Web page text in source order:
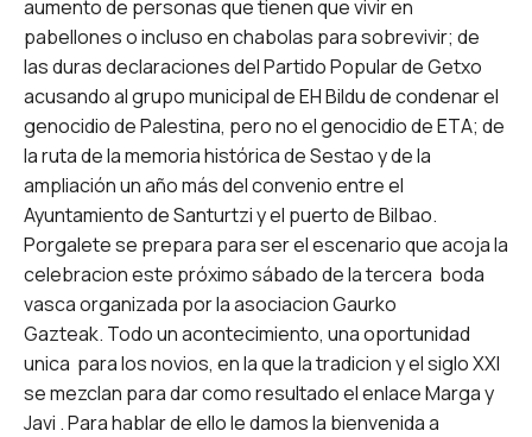
aumento de personas que tienen que vivir en
pabellones o incluso en chabolas para sobrevivir; de
las duras declaraciones del Partido Popular de Getxo
acusando al grupo municipal de EH Bildu de condenar el
genocidio de Palestina, pero no el genocidio de ETA; de
la ruta de la memoria histórica de Sestao y de la
ampliación un año más del convenio entre el
Ayuntamiento de Santurtzi y el puerto de Bilbao.
Porgalete se prepara para ser el escenario que acoja la
celebracion este próximo sábado de la tercera boda
vasca organizada por la asociacion Gaurko
Gazteak. Todo un acontecimiento, una oportunidad
unica para los novios, en la que la tradicion y el siglo XXI
se mezclan para dar como resultado el enlace Marga y
Javi . Para hablar de ello le damos la bienvenida a